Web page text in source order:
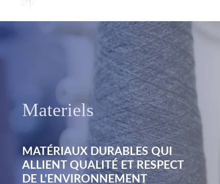
Materiels
MATÉRIAUX DURABLES QUI
ALLIENT QUALITÉ ET RESPECT
DE L'ENVIRONNEMENT